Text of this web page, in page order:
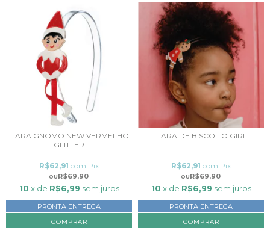
TIARA GNOMO NEW VERMELHO
GLITTER
R$69,90
R$62,91 com Pix
10 x de R$6,99 sem juros
PRONTA ENTREGA
TIARA DE BISCOITO GIRL
R$69,90
R$62,91 com Pix
10 x de R$6,99 sem juros
PRONTA ENTREGA